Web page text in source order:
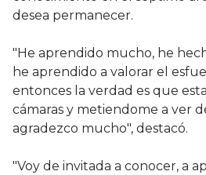
desea permanecer.
"He aprendido mucho, he
he aprendido a valorar el
entonces la verdad es que
cámaras y metiendome a ver
agradezco mucho", destacó.
"Voy de invitada a conocer, a